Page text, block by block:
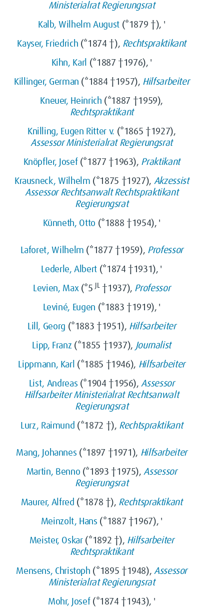
Ministerialrat Regierungsrat
Kalb, Wilhelm August(*1879 †), '
Kayser, Friedrich (*1874 †), Rechtspraktikant
Kihn, Karl (*1887 †1976), '
Killinger, German (*1884 †1957), Hilfsarbeiter
Kneuer, Heinrich (*1887 †1959),
Rechtspraktikant
Knilling, Eugen Ritter v. (*1865 †1927),
Assessor Ministerialrat Regierungsrat
Knöpfler, Josef(*1877 †1963), Praktikant
Krausneck, Wilhelm (*1875 †1927), Akzessist
Assessor Rechtsanwalt Rechtspraktikant
Regierungsrat
Künneth, Otto (*1888 †1954), '
Laforet, Wilhelm (*1877 †1959), Professor
Lederle, Albert (*1874 †1931), '
Levien, Max(*5 JL†1937), Professor
Leviné, Eugen (*1883 †1919), '
Lill, Georg (*1883 †1951), Hilfsarbeiter
Lipp, Franz(*1855 †1937), Journalist
Lippmann, Karl (*1885 †1946), Hilfsarbeiter
List, Andreas (*1904 †1956),Assessor
Hilfsarbeiter Ministerialrat Rechtsanwalt
Regierungsrat
Lurz, Raimund (*1872 †), Rechtspraktikant
Mang, Johannes (*1897 †1971), Hilfsarbeiter
Martin, Benno (*1893 †1975), Assessor
Regierungsrat
Maurer, Alfred (*1878 †), Rechtspraktikant
Meinzolt, Hans (*1887 †1967), '
Meister, Oskar(*1892 †), Hilfsarbeiter
Rechtspraktikant
Mensens, Christoph (*1895 †1948), Assessor
Ministerialrat Regierungsrat
Mohr, Josef(*1874 †1943), '